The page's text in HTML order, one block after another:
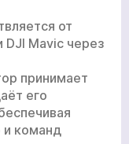
от
DJI Mavic через
принимает
его
и команд